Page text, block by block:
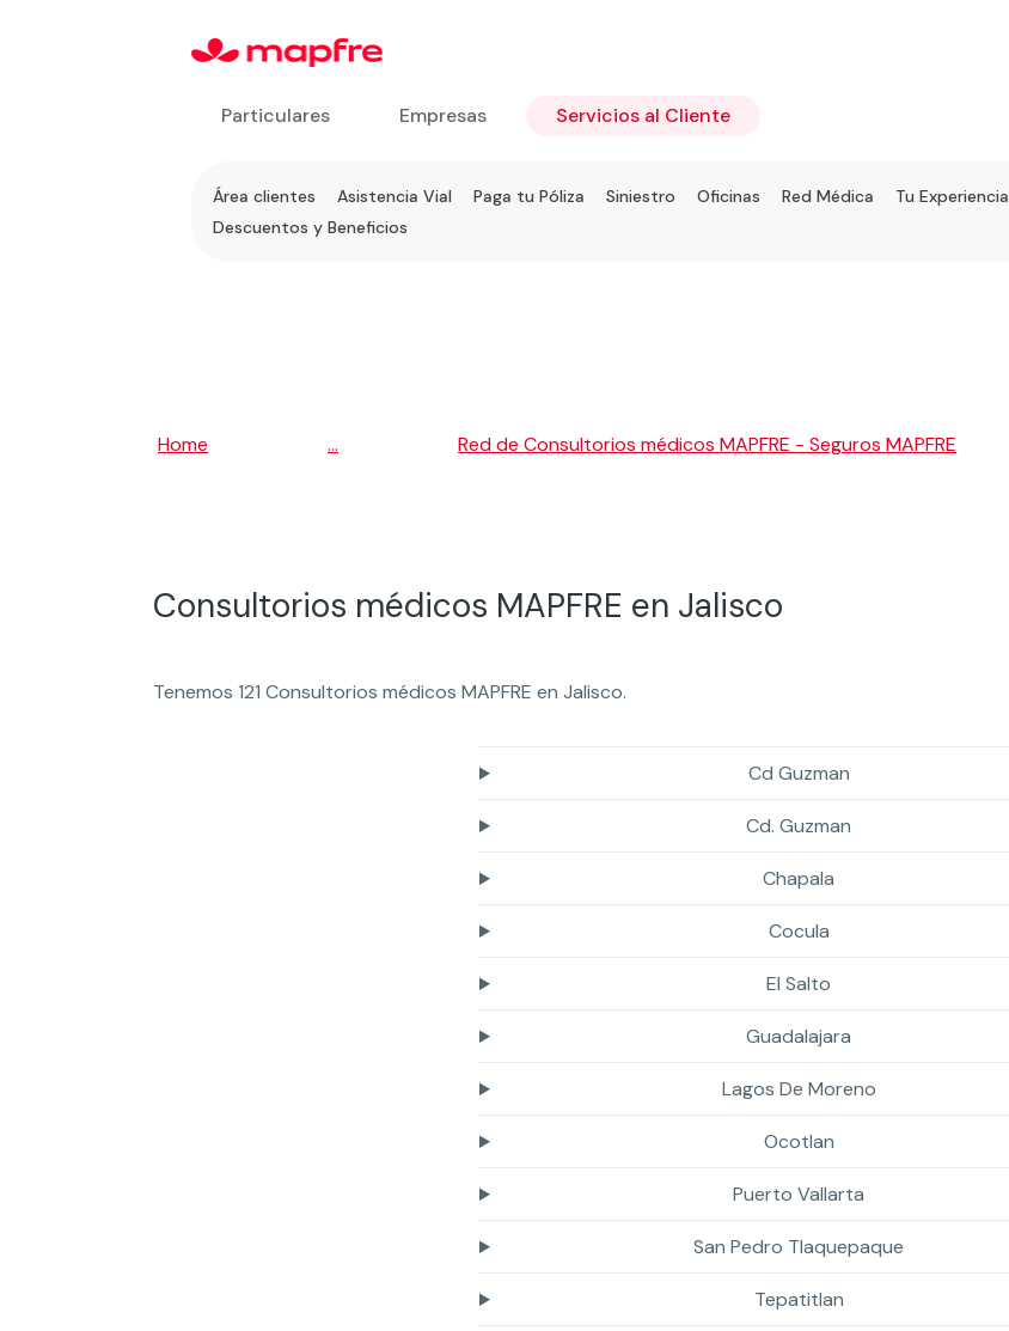
Particulares Empresas Servicios al Cliente
Ir a
Servicios
Área clientes Asistencia Vial Paga tu Póliza Siniestro Oficinas Red Médica
Tu Experiencia
Descuentos y Beneficios
Home ... Red de Consultorios médicos MAPFRE - Seguros MAPFRE
Consultorios médicos MAPFRE en Jalisco
Tenemos 121 Consultorios médicos MAPFRE en Jalisco.
Cd Guzman
Cd. Guzman
Chapala
Cocula
El Salto
Guadalajara
Lagos De Moreno
Ocotlan
Puerto Vallarta
San Pedro Tlaquepaque
Tepatitlan